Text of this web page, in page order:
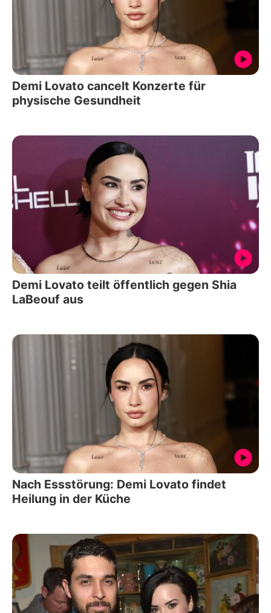
Demi Lovato cancelt Konzerte für
physische Gesundheit
Demi Lovato teilt öffentlich gegen Shia
LaBeouf aus
Nach Essstörung: Demi Lovato findet
Heilung in der Küche